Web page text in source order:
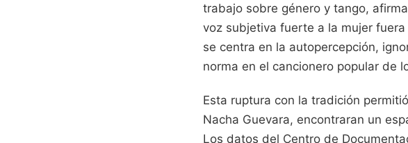
trabajo sobre género y tango,
voz subjetiva fuerte a la mujer
se centra en la autopercepción,
norma en el cancionero popular de
Esta ruptura con la tradición
Nacha Guevara, encontraran un
Los datos del Centro de